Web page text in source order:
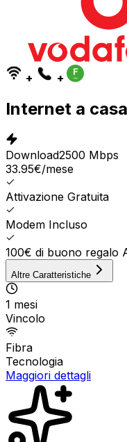
+ +
Internet a
Download2500 Mbps
33.95€/mese
Attivazione Gratuita
Modem Incluso
100€ di buono regalo
Altre Caratteristiche
1 mesi
Vincolo
Fibra
Tecnologia
Maggiori dettagli